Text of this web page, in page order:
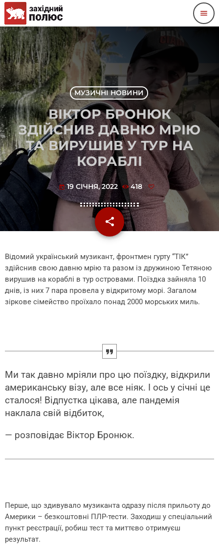
menu
МУЗИЧНІ НОВИНИ
ВІКТОР БРОНЮК
ЗДІЙСНИВ ДАВНЮ МРІЮ
ТА ВИРУШИВ У ТУР НА
КОРАБЛІ
today 19 СІЧНЯ, 2022 418
share
email
Відомий український музикант, фронтмен гурту “ТІК”
здійснив свою давню мрію та разом із дружиною Тетяною
вирушив на кораблі в тур островами. Поїздка зайняла 10
днів, із них 7 пара провела у відкритому морі. Загалом
зіркове сімейство проїхало понад 2000 морських миль.
Ми так давно мріяли про цю поїздку, відкрили
американську візу, але все ніяк. І ось у січні це
сталося! Відпустка цікава, але пандемія
наклала свій відбиток,
— розповідає Віктор Бронюк.
Перше, що здивувало музиканта одразу після прильоту до
Америки – безкоштовні ПЛР-тести. Заходиш у спеціальний
пункт реєстрації, робиш тест та миттєво отримуєш
результат.